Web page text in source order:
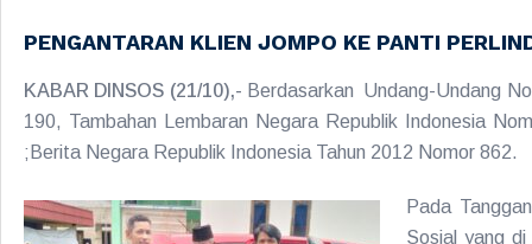
PENGANTARAN KLIEN JOMPO KE PANTI
KABAR DINSOS (21/10),- Berdasarkan Undang-Undang
190, Tambahan Lembaran Negara Republik Indonesia
;Berita Negara Republik Indonesia Tahun 2012 Nomor 862.
Pada
Sosial yang